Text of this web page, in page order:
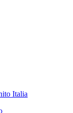
Italia